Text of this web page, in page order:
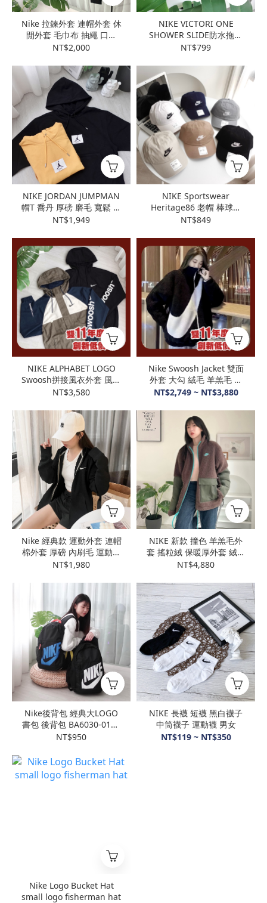
Nike 拉鍊外套 連帽外套 休
閒外套 毛巾布 抽繩 口袋
刺繡小標 BV2649
NT$2,000
NIKE VICTORI ONE
SHOWER SLIDE防水拖鞋
拖鞋 透氣 一體成形
NT$799
NIKE JORDAN JUMPMAN
帽T 喬丹 厚磅 磨毛 寬鬆 羅
紋布 DA9817
NT$1,949
NIKE Sportswear
Heritage86 老帽 棒球帽
鴨舌帽 老帽 H86 刺繡
NT$849
NIKE ALPHABET LOGO
Swoosh拼接風衣外套 風衣
外套 外套 衝鋒外套
NT$3,580
Nike Swoosh Jacket 雙面
外套 大勾 絨毛 羊羔毛 立
領保暖外套 DC5138-010
NT$2,749 ~ NT$3,880
Nike 經典款 運動外套 連帽
棉外套 厚磅 內刷毛 運動外
套 情侶外套 623451-010
NT$1,980
NIKE 新款 撞色 羊羔毛外
套 搖粒絨 保暖厚外套 絨毛
情侶外套 FV4022-237
NT$4,880
Nike後背包 經典大LOGO
書包 後背包 BA6030-013 /
BA5876-083
NT$950
NIKE 長襪 短襪 黑白襪子
中筒襪子 運動襪 男女
NT$119 ~ NT$350
Nike Logo Bucket Hat
small logo fisherman hat